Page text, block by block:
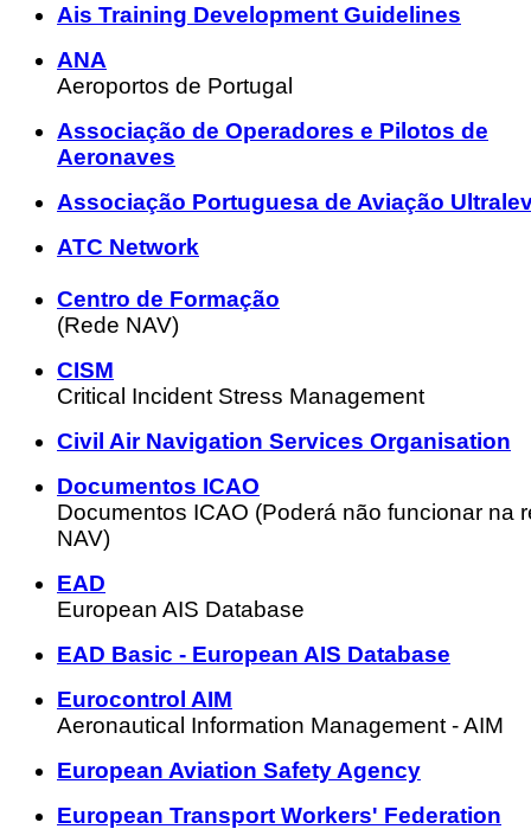
Ais Training Development Guidelines
ANA
Aeroportos de Portugal
Associação de Operadores e Pilotos de
Aeronaves
Associação Portuguesa de Aviação
ATC Network
Centro de Formação
(Rede NAV)
CISM
Critical Incident Stress Management
Civil Air Navigation Services Organisation
Documentos ICAO
Documentos ICAO (Poderá não funcionar na
NAV)
EAD
European AIS Database
EAD Basic - European AIS Database
Eurocontrol AIM
Aeronautical Information Management - AIM
European Aviation Safety Agency
European Transport Workers' Federation